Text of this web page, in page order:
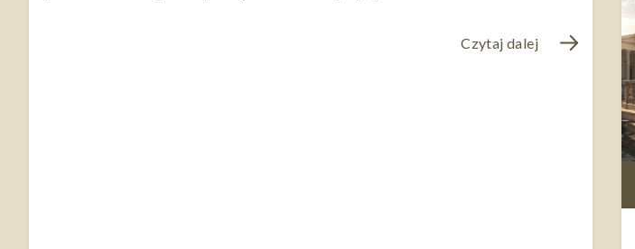
Czytaj dalej